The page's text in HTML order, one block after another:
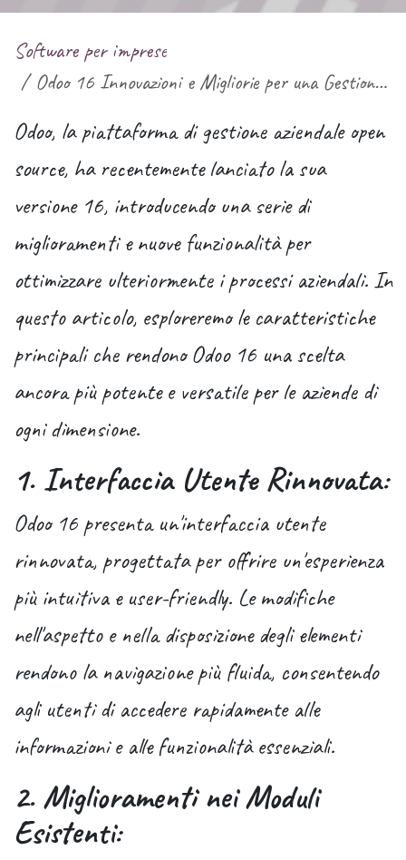
Software per imprese
Odoo 16 Innovazioni e Migliorie per una Gestione Aziendale Avanzata
Odoo, la piattaforma di gestione aziendale open
source, ha recentemente lanciato la sua
versione 16, introducendo una serie di
miglioramenti e nuove funzionalità per
ottimizzare ulteriormente i processi aziendali. In
questo articolo, esploreremo le caratteristiche
principali che rendono Odoo 16 una scelta
ancora più potente e versatile per le aziende di
ogni dimensione.
1. Interfaccia Utente Rinnovata:
Odoo 16 presenta un'interfaccia utente
rinnovata, progettata per offrire un'esperienza
più intuitiva e user-friendly. Le modifiche
nell'aspetto e nella disposizione degli elementi
rendono la navigazione più fluida, consentendo
agli utenti di accedere rapidamente alle
informazioni e alle funzionalità essenziali.
2. Miglioramenti nei Moduli
Esistenti: